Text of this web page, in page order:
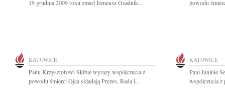
19 grudnia 2009 roku zmarł Ireneusz Osadnik...
powodu
KATOWICE
Panu Krzysztofowi Skibie wyrazy współczucia z
powodu śmierci Ojca składają Prezes, Rada i...
KATOWICE
Pani Janinie
współczucia